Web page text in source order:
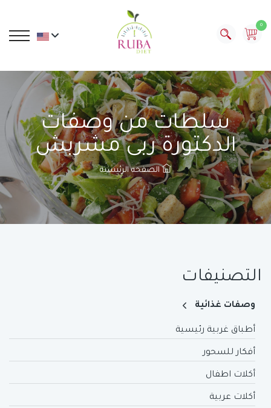
0
سلطات من وصفات
الدكتورة ربى مشربش
الصفحة الرئيسية
التصنيفات
وصفات غذائية
أطباق غربية رئيسية
أفكار للسحور
أكلات اطفال
أكلات عربية